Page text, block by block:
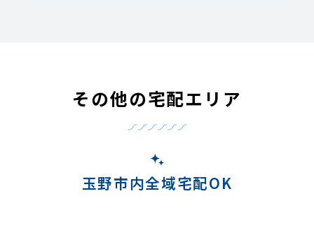
その他の宅配エリア
玉野市内全域宅配OK